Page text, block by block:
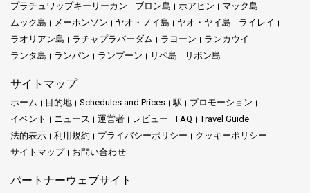
プラチュワップキーリーカン
ブロン島 ホアヒン
マック島
ムック島
メーホンソン ヤオ・ノイ島 ヤオ・ヤイ島
ライレイ
ラオリアン島
ラチャプラパーダム ラヨーン
ランカウイ
ランタ島
ランパン ランプーン リペ島 リボン島
サイトマップ
ホーム 目的地 Schedules and Prices 駅
プロモーション
イベント
ニュース 運営者 レビュー FAQ
Travel Guide
法的表示
利用規約 プライバシーポリシー
クッキーポリシー
サイトマップ
お問い合わせ
パートナーウェブサイト